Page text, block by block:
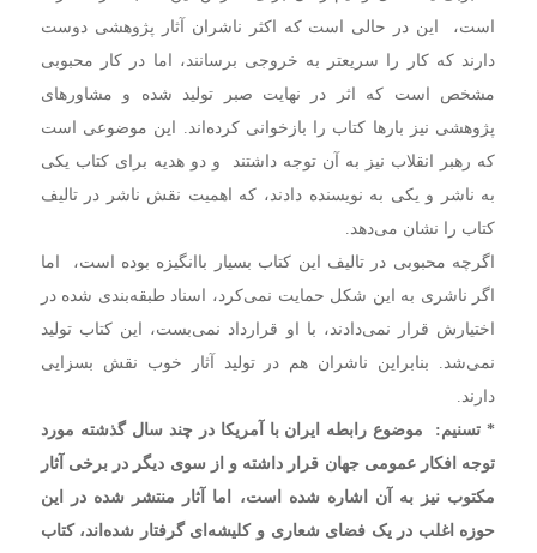
است،‌ این در حالی است که اکثر ناشران آثار پژوهشی دوست
دارند که کار را سریعتر به خروجی برسانند،‌ اما در کار محبوبی
مشخص است که اثر در نهایت صبر تولید شده و مشاورهای
پژوهشی نیز بارها کتاب را بازخوانی کرده‌اند. این موضوعی است
که رهبر انقلاب نیز به آن توجه داشتند و دو هدیه برای کتاب یکی
به ناشر و یکی به نویسنده دادند‌، که اهمیت نقش ناشر در تالیف
کتاب را نشان می‌دهد.
اگرچه محبوبی در تالیف این کتاب بسیار باانگیزه بوده است،‌ اما
اگر ناشری به این شکل حمایت نمی‌کرد، اسناد طبقه‌بندی شده در
اختیارش قرار نمی‌دادند‌، با او قرارداد نمی‌بست، این کتاب تولید
نمی‌شد. بنابراین ناشران هم در تولید آثار خوب نقش بسزایی
دارند.
* تسنیم: موضوع رابطه ایران با آمریکا در چند سال گذشته مورد
توجه افکار عمومی جهان قرار داشته و از سوی دیگر در برخی آثار
مکتوب نیز به آن اشاره شده است،‌ اما آثار منتشر شده در این
حوزه اغلب در یک فضای شعاری و کلیشه‌ای گرفتار شده‌اند،‌ کتاب